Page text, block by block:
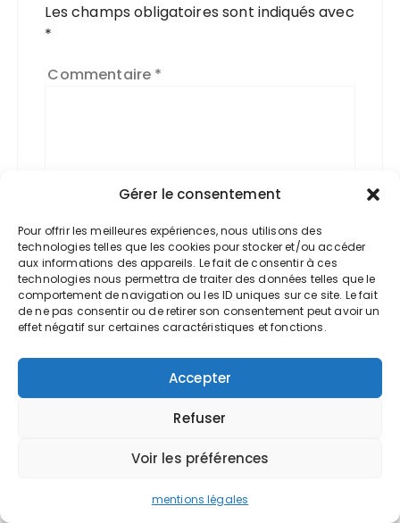
Gérer le consentement
Pour offrir les meilleures expériences, nous utilisons des
technologies telles que les cookies pour stocker et/ou accéder
aux informations des appareils. Le fait de consentir à ces
technologies nous permettra de traiter des données telles que le
comportement de navigation ou les ID uniques sur ce site. Le fait
de ne pas consentir ou de retirer son consentement peut avoir un
effet négatif sur certaines caractéristiques et fonctions.
Accepter
Refuser
Voir les préférences
mentions légales
Les champs obligatoires sont indiqués avec
*
Commentaire *
Nom*